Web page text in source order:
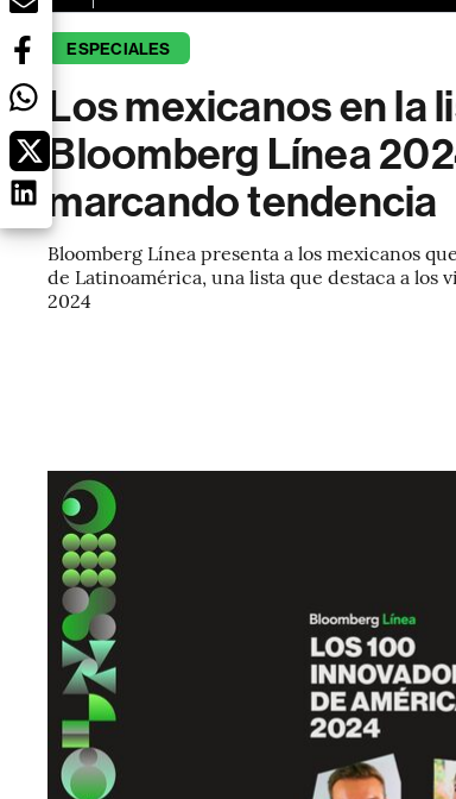
ESPECIALES
Los mexicanos en la
Bloomberg Línea
marcando tendencia
Bloomberg Línea presenta a los mexicanos
de Latinoamérica, una lista que destaca a
2024